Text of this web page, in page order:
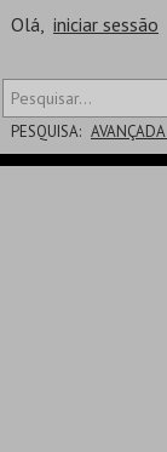
Olá, iniciar sessão
PESQUISA: AVANÇADA